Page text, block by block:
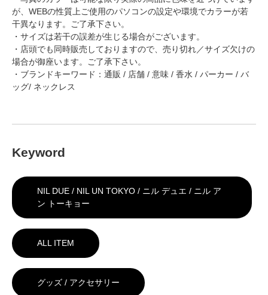
が、WEBの性質上ご使用のパソコンの設定や環境でカラーが若
干異なります。ご了承下さい。
・サイズは若干の誤差が生じる場合がございます。
・店頭でも同時販売しておりますので、売り切れ／サイズ欠けの
場合が御座います。ご了承下さい。
・ブランドキーワード：通販 / 店舗 / 意味 / 香水 / パーカー / バ
ッグ/ ネックレス
Keyword
NIL DUE / NIL UN TOKYO / ニル デュエ / ニル ア
ン トーキョー
ALL ITEM
グッズ / アクセサリー